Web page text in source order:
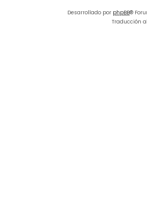
Desarrollado por phpBB®
Traducción